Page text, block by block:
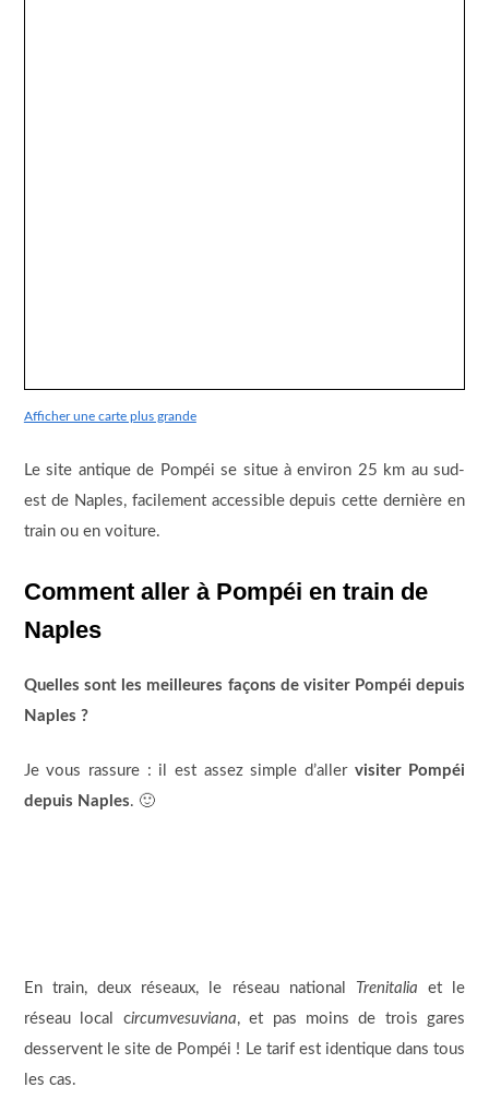
Afficher une carte plus grande
Le site antique de Pompéi se situe à environ 25 km au sud-
est de Naples, facilement accessible depuis cette dernière en
train ou en voiture.
Comment aller à Pompéi en train de
Naples
Quelles sont les meilleures façons de visiter Pompéi depuis
Naples ?
Je vous rassure : il est assez simple d’aller visiter Pompéi
depuis Naples. 🙂
En train, deux réseaux, le réseau national Trenitalia et le
réseau local circumvesuviana, et pas moins de trois gares
desservent le site de Pompéi ! Le tarif est identique dans tous
les cas.